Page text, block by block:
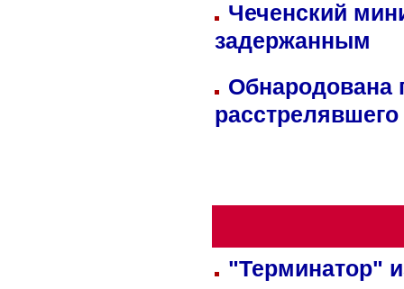
Чеченский
задержанным
Обнародована
"Терминатор"